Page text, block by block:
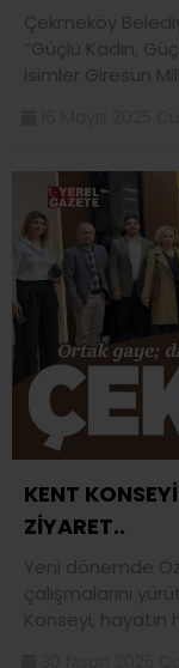
Çekmeköy
“Güçlü Kadın,
isimler Giresun
KENT
ZİYARET..
Yeni dönemde
çalışmalarını
Konseyi, hayatın